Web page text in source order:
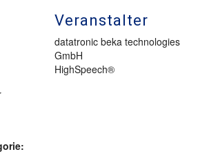
Veranstalter
datatronic beka technologies
GmbH
HighSpeech®